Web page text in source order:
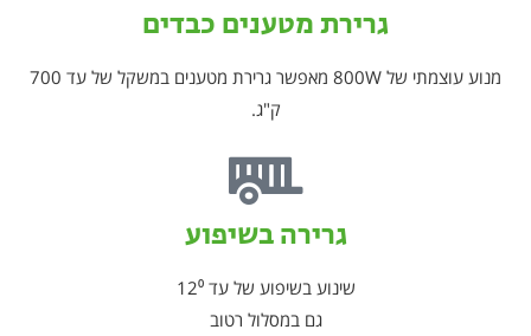
גרירת מטענים כבדים
מנוע עוצמתי של 800W מאפשר גרירת מטענים במשקל של עד 700
ק"ג.
גרירה בשיפוע
שינוע בשיפוע של עד 12⁰
גם במסלול רטוב